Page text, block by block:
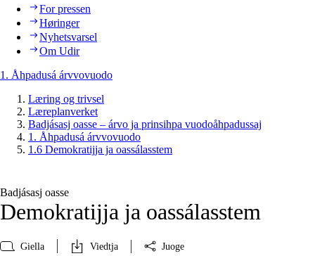
For pressen
Høringer
Nyhetsvarsel
Om Udir
1. Åhpadusá árvvovuodo
Læring og trivsel
Læreplanverket
Badjásasj oasse – árvo ja prinsihpa vuodoåhpadussaj
1. Åhpadusá árvvovuodo
1.6 Demokratijja ja oassálasstem
Badjásasj oasse
Demokratijja ja oassálasstem
Giella Viedtja Juoge